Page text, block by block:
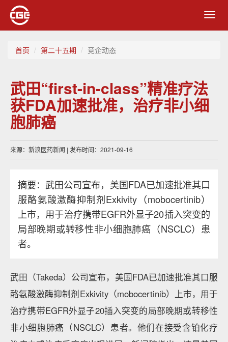
首页 第二十五期 竞企动态
武田“first-in-class”精准疗法
获FDA加速批准，治疗非小细
胞肺癌
来源：新浪医药新闻 | 发布时间：2021-09-16
摘要：武田公司宣布，美国FDA已加速批准其口
服酪氨酸激酶抑制剂Exkivity（mobocertinib）
上市，用于治疗携带EGFR外显子20插入突变的
局部晚期或转移性非小细胞肺癌（NSCLC）患
者。
武田（Takeda）公司宣布，美国FDA已加速批准其口服
酪氨酸激酶抑制剂Exkivity（mobocertinib）上市，用于
治疗携带EGFR外显子20插入突变的局部晚期或转移性
非小细胞肺癌（NSCLC）患者。他们在接受含铂化疗